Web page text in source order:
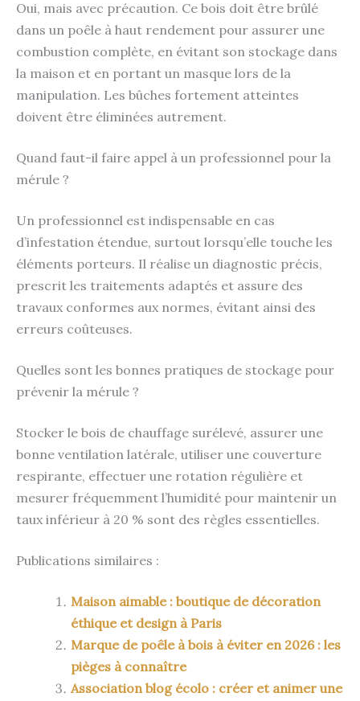
Oui, mais avec précaution. Ce bois doit être brûlé
dans un poêle à haut rendement pour assurer une
combustion complète, en évitant son stockage dans
la maison et en portant un masque lors de la
manipulation. Les bûches fortement atteintes
doivent être éliminées autrement.
Quand faut-il faire appel à un professionnel pour la
mérule ?
Un professionnel est indispensable en cas
d’infestation étendue, surtout lorsqu’elle touche les
éléments porteurs. Il réalise un diagnostic précis,
prescrit les traitements adaptés et assure des
travaux conformes aux normes, évitant ainsi des
erreurs coûteuses.
Quelles sont les bonnes pratiques de stockage pour
prévenir la mérule ?
Stocker le bois de chauffage surélevé, assurer une
bonne ventilation latérale, utiliser une couverture
respirante, effectuer une rotation régulière et
mesurer fréquemment l’humidité pour maintenir un
taux inférieur à 20 % sont des règles essentielles.
Publications similaires :
Maison aimable : boutique de décoration
éthique et design à Paris
Marque de poêle à bois à éviter en 2026 : les
pièges à connaître
Association blog écolo : créer et animer une